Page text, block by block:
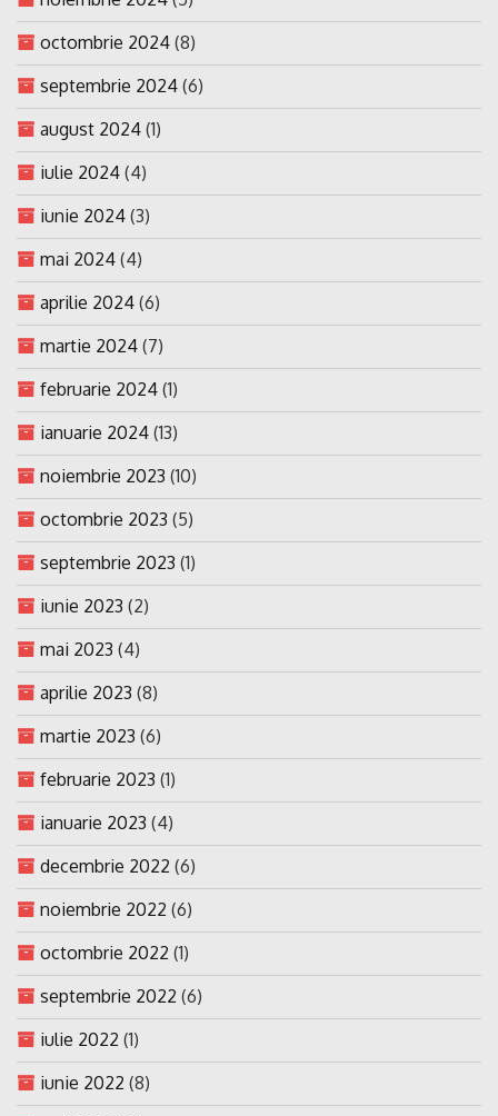
octombrie 2024 (8)
septembrie 2024 (6)
august 2024 (1)
iulie 2024 (4)
iunie 2024 (3)
mai 2024 (4)
aprilie 2024 (6)
martie 2024 (7)
februarie 2024 (1)
ianuarie 2024 (13)
noiembrie 2023 (10)
octombrie 2023 (5)
septembrie 2023 (1)
iunie 2023 (2)
mai 2023 (4)
aprilie 2023 (8)
martie 2023 (6)
februarie 2023 (1)
ianuarie 2023 (4)
decembrie 2022 (6)
noiembrie 2022 (6)
octombrie 2022 (1)
septembrie 2022 (6)
iulie 2022 (1)
iunie 2022 (8)